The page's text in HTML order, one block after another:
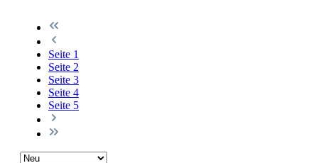
Seite 1
Seite 2
Seite 3
Seite 4
Seite 5